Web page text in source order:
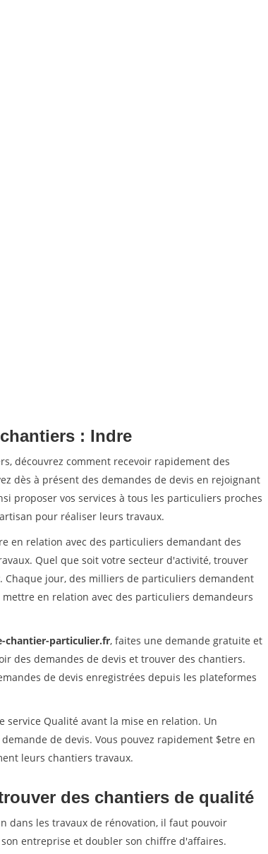
: Indre
découvrez comment recevoir rapidement des
dès à présent des demandes de devis en rejoignant
proposer vos services à tous les particuliers proches
pour réaliser leurs travaux.
en relation avec des particuliers demandant des
Quel que soit votre secteur d'activité, trouver
. Chaque jour, des milliers de particuliers demandent
en relation avec des particuliers demandeurs
chantier-particulier.fr, faites une demande gratuite et
des demandes de devis et trouver des chantiers.
de devis enregistrées depuis les plateformes
service Qualité avant la mise en relation. Un
de devis. Vous pouvez rapidement $etre en
leurs chantiers travaux.
des chantiers de qualité
dans les travaux de rénovation, il faut pouvoir
entreprise et doubler son chiffre d'affaires.